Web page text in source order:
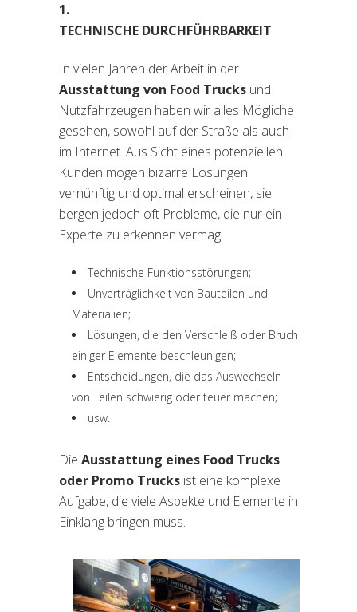
1.
TECHNISCHE DURCHFÜHRBARKEIT
In vielen Jahren der Arbeit in der
Ausstattung von Food Trucks und
Nutzfahrzeugen haben wir alles Mögliche
gesehen, sowohl auf der Straße als auch
im Internet. Aus Sicht eines potenziellen
Kunden mögen bizarre Lösungen
vernünftig und optimal erscheinen, sie
bergen jedoch oft Probleme, die nur ein
Experte zu erkennen vermag:
Technische Funktionsstörungen;
Unverträglichkeit von Bauteilen und
Materialien;
Lösungen, die den Verschleiß oder Bruch
einiger Elemente beschleunigen;
Entscheidungen, die das Auswechseln
von Teilen schwierig oder teuer machen;
usw.
Die Ausstattung eines Food Trucks
oder Promo Trucks ist eine komplexe
Aufgabe, die viele Aspekte und Elemente in
Einklang bringen muss.